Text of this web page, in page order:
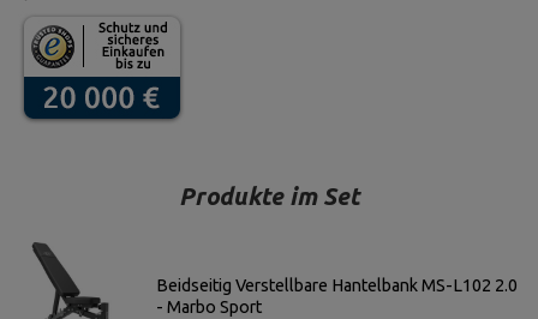
Produkte im Set
Beidseitig Verstellbare Hantelbank MS-L102 2.0
- Marbo Sport